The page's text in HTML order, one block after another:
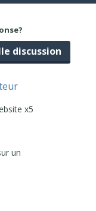
discussion
x5
un